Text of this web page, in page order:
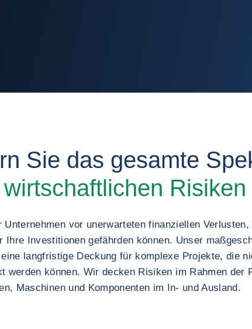
Sie das gesamte
Risiken
vor unerwarteten finanziellen Verlusten,
Investitionen gefährden können. Unser
langfristige Deckung für komplexe Projekte, die
werden können. Wir decken Risiken im Rahmen der
Maschinen und Komponenten im In- und Ausland.